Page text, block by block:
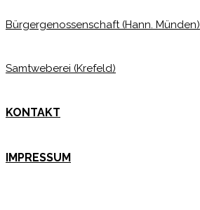
Bürgergenossenschaft (Hann. Münden)
Samtweberei (Krefeld)
KONTAKT
IMPRESSUM